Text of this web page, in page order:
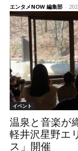
エンタメNOW 編集部 -
イベント
温泉と音楽が
軽井沢星野エ
ス」開催